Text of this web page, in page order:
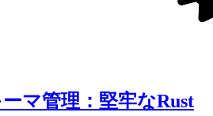
マ管理：堅牢なRust